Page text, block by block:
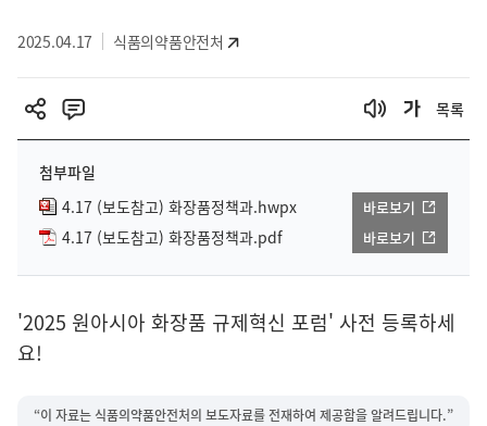
2025.04.17 식품의약품안전처
목록
첨부파일
4.17 (보도참고) 화장품정책과.hwpx
바로보기
4.17 (보도참고) 화장품정책과.pdf 바로보기
'2025 원아시아 화장품 규제혁신 포럼' 사전 등록하세
요!
“이 자료는 식품의약품안전처의 보도자료를 전재하여 제공함을 알려드립니다.”